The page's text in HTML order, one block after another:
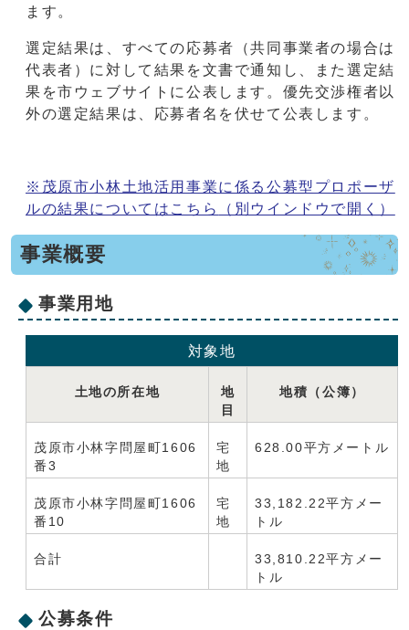
ます。
選定結果は、すべての応募者（共同事業者の場合は
代表者）に対して結果を文書で通知し、また選定結
果を市ウェブサイトに公表します。優先交渉権者以
外の選定結果は、応募者名を伏せて公表します。
※茂原市小林土地活用事業に係る公募型プロポーザ
ルの結果についてはこちら
（別ウインドウで開く）
事業概要
事業用地
対象地
土地の所在地
地
目
地積（公簿）
茂原市小林字問屋町1606
番3
宅
地
628.00平方メートル
茂原市小林字問屋町1606
番10
宅
地
33,182.22平方メー
トル
合計
33,810.22平方メー
トル
公募条件